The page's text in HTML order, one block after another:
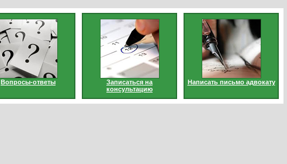
Вопросы-ответы
Записаться на
консультацию
Написать письмо адвокату